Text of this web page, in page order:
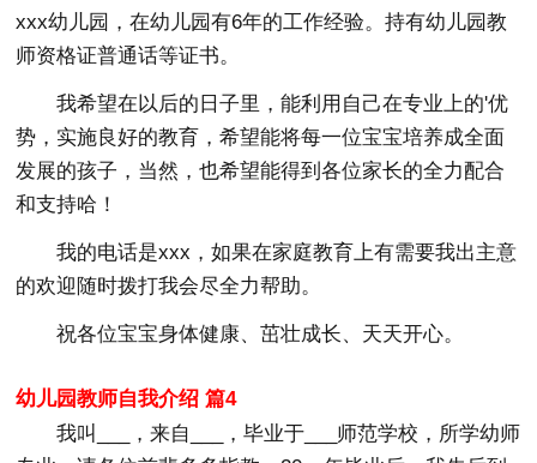
xxx幼儿园，在幼儿园有6年的工作经验。持有幼儿园教
师资格证普通话等证书。
我希望在以后的日子里，能利用自己在专业上的'优
势，实施良好的教育，希望能将每一位宝宝培养成全面
发展的孩子，当然，也希望能得到各位家长的全力配合
和支持哈！
我的电话是xxx，如果在家庭教育上有需要我出主意
的欢迎随时拨打我会尽全力帮助。
祝各位宝宝身体健康、茁壮成长、天天开心。
幼儿园教师自我介绍 篇4
我叫___，来自___，毕业于___师范学校，所学幼师